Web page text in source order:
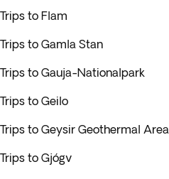
Trips to Flam
Trips to Gamla Stan
Trips to Gauja-Nationalpark
Trips to Geilo
Trips to Geysir Geothermal Area
Trips to Gjógv